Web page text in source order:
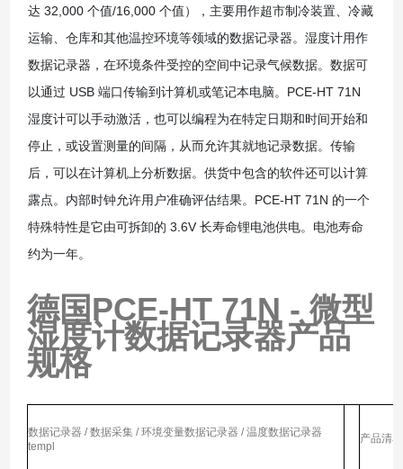
达 32,000 个值/16,000 个值），主要用作超市制冷装置、冷藏
运输、仓库和其他温控环境等领域的数据记录器。湿度计用作
数据记录器，在环境条件受控的空间中记录气候数据。数据可
以通过 USB 端口传输到计算机或笔记本电脑。PCE-HT 71N
湿度计可以手动激活，也可以编程为在特定日期和时间开始和
停止，或设置测量的间隔，从而允许其就地记录数据。传输
后，可以在计算机上分析数据。供货中包含的软件还可以计算
露点。内部时钟允许用户准确评估结果。PCE-HT 71N 的一个
特殊特性是它由可拆卸的 3.6V 长寿命锂电池供电。电池寿命
约为一年。
德国PCE-HT 71N - 微型
湿度计数据记录器产品
规格
数据记录器 / 数据采集 / 环境变量数据记录器 / 温度数据记录器
templ
产品清